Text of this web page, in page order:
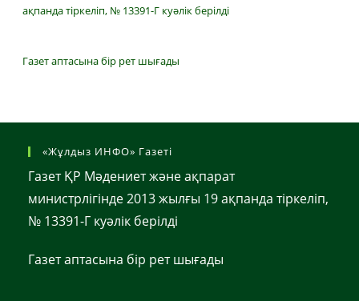
ақпанда тіркеліп, № 13391-Г куәлік берілді
Газет аптасына бір рет шығады
«Жұлдыз ИНФО» Газеті
Газет ҚР Мәдениет және ақпарат
министрлігінде 2013 жылғы 19 ақпанда тіркеліп,
№ 13391-Г куәлік берілді
Газет аптасына бір рет шығады